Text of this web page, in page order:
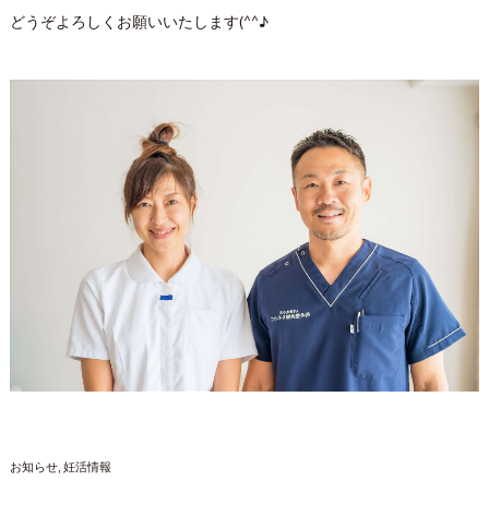
どうぞよろしくお願いいたします(^^♪
お知らせ 妊活情報